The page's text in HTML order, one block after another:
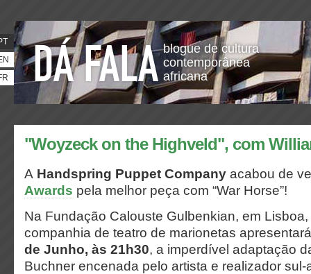
blogue de cultura
contemporânea
africana
"Woyzeck on the Highveld", com
A Handspring Puppet Company acabou de
Awards pela melhor peça com “War Horse”!
Na Fundação Calouste Gulbenkian, em
companhia de teatro de marionetas
de Junho, às 21h30, a imperdível adaptação
Buchner encenada pelo artista e realizador